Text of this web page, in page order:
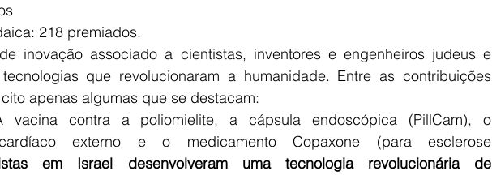
218 premiados.
inovação associado a cientistas, inventores e engenheiros judeus e
que revolucionaram a humanidade. Entre as contribuições
apenas algumas que se destacam:
vacina contra a poliomielite, a cápsula endoscópica (PillCam), o
externo e o medicamento Copaxone (para esclerose
em Israel desenvolveram uma tecnologia revolucionária de